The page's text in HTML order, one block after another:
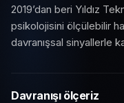
2019’dan beri Yıldız
psikolojisini ölçülebilir
davranışsal sinyallerle
Davranışı ölçeriz